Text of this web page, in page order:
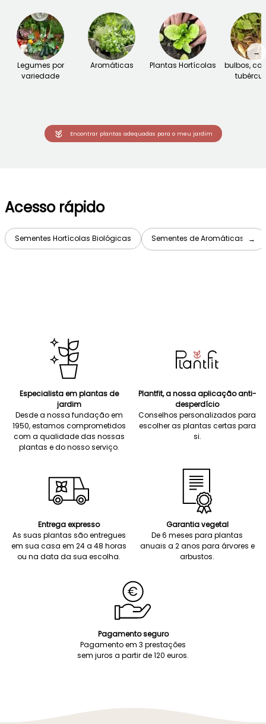
Legumes por
variedade
Aromáticas Plantas Hortícolas
bulbos,
→
Encontrar plantas adequadas para o meu jardim
Acesso rápido
Sementes Hortícolas Biológicas Sementes de Aromáticas →
Especialista em plantas de
jardim
Desde a nossa fundação em
1950, estamos comprometidos
com a qualidade das nossas
plantas e do nosso serviço.
Plantfit, a nossa aplicação anti-
desperdício
Conselhos personalizados para
escolher as plantas certas para
si.
Entrega expresso
As suas plantas são entregues
em sua casa em 24 a 48 horas
ou na data da sua escolha.
Garantia vegetal
De 6 meses para plantas
anuais a 2 anos para árvores e
arbustos.
Pagamento seguro
Pagamento em 3 prestações
sem juros a partir de 120 euros.